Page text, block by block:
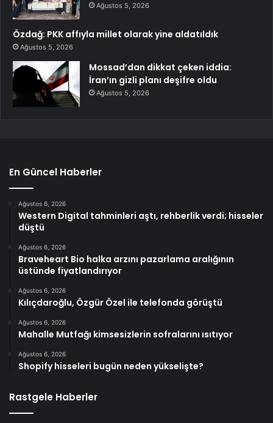
Ağustos 5, 2026
Özdağ: PKK affıyla millet olarak yine aldatıldık
Ağustos 5, 2026
Mossad’dan dikkat çeken iddia:
İran’ın gizli planı deşifre oldu
Ağustos 5, 2026
En Güncel Haberler
Ağustos 6, 2026
Western Digital tahminleri aştı, rehberlik verdi; hisseler
düştü
Ağustos 6, 2026
Braveheart Bio halka arzını pazarlama aralığının
üstünde fiyatlandırıyor
Ağustos 6, 2026
Kılıçdaroğlu, Özgür Özel ile telefonda görüştü
Ağustos 6, 2026
Mahalle Mutfağı kimsesizlerin sofralarını ısıtıyor
Ağustos 6, 2026
Shopify hisseleri bugün neden yükselişte?
Rastgele Haberler